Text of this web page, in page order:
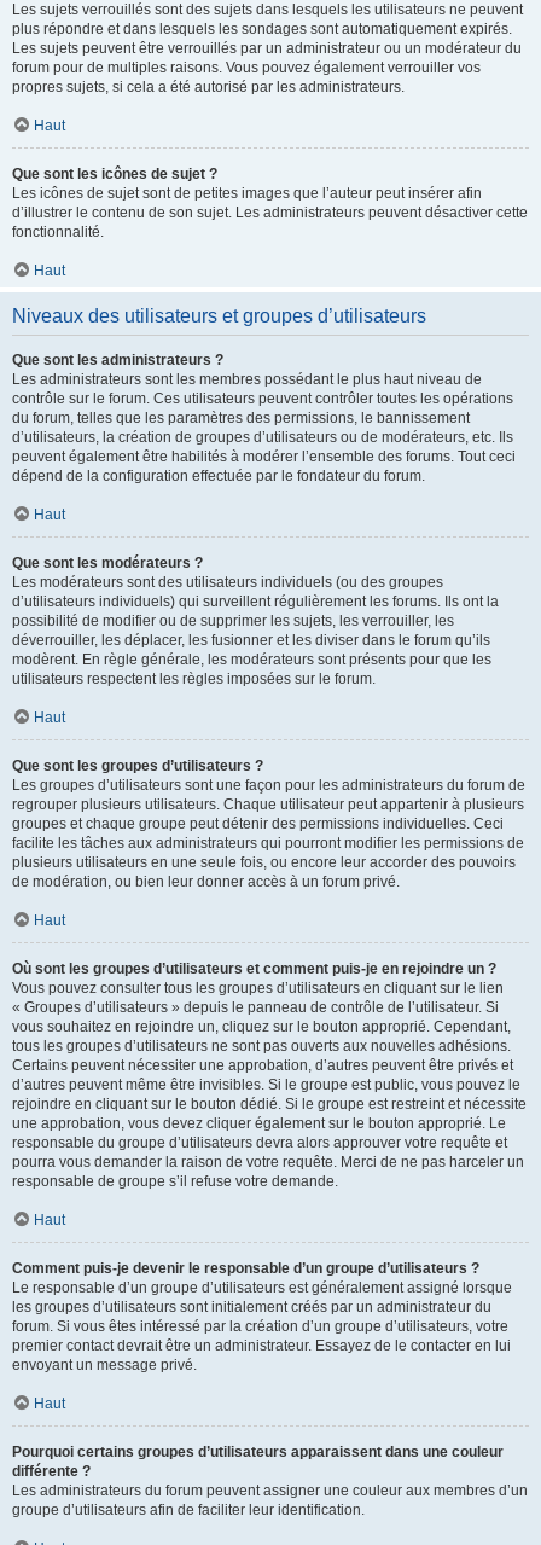
Les sujets verrouillés sont des sujets dans lesquels les utilisateurs ne peuvent
plus répondre et dans lesquels les sondages sont automatiquement expirés.
Les sujets peuvent être verrouillés par un administrateur ou un modérateur du
forum pour de multiples raisons. Vous pouvez également verrouiller vos
propres sujets, si cela a été autorisé par les administrateurs.
Haut
Que sont les icônes de sujet ?
Les icônes de sujet sont de petites images que l’auteur peut insérer afin
d’illustrer le contenu de son sujet. Les administrateurs peuvent désactiver cette
fonctionnalité.
Haut
Niveaux des utilisateurs et groupes d’utilisateurs
Que sont les administrateurs ?
Les administrateurs sont les membres possédant le plus haut niveau de
contrôle sur le forum. Ces utilisateurs peuvent contrôler toutes les opérations
du forum, telles que les paramètres des permissions, le bannissement
d’utilisateurs, la création de groupes d’utilisateurs ou de modérateurs, etc. Ils
peuvent également être habilités à modérer l’ensemble des forums. Tout ceci
dépend de la configuration effectuée par le fondateur du forum.
Haut
Que sont les modérateurs ?
Les modérateurs sont des utilisateurs individuels (ou des groupes
d’utilisateurs individuels) qui surveillent régulièrement les forums. Ils ont la
possibilité de modifier ou de supprimer les sujets, les verrouiller, les
déverrouiller, les déplacer, les fusionner et les diviser dans le forum qu’ils
modèrent. En règle générale, les modérateurs sont présents pour que les
utilisateurs respectent les règles imposées sur le forum.
Haut
Que sont les groupes d’utilisateurs ?
Les groupes d’utilisateurs sont une façon pour les administrateurs du forum de
regrouper plusieurs utilisateurs. Chaque utilisateur peut appartenir à plusieurs
groupes et chaque groupe peut détenir des permissions individuelles. Ceci
facilite les tâches aux administrateurs qui pourront modifier les permissions de
plusieurs utilisateurs en une seule fois, ou encore leur accorder des pouvoirs
de modération, ou bien leur donner accès à un forum privé.
Haut
Où sont les groupes d’utilisateurs et comment puis-je en rejoindre un ?
Vous pouvez consulter tous les groupes d’utilisateurs en cliquant sur le lien
« Groupes d’utilisateurs » depuis le panneau de contrôle de l’utilisateur. Si
vous souhaitez en rejoindre un, cliquez sur le bouton approprié. Cependant,
tous les groupes d’utilisateurs ne sont pas ouverts aux nouvelles adhésions.
Certains peuvent nécessiter une approbation, d’autres peuvent être privés et
d’autres peuvent même être invisibles. Si le groupe est public, vous pouvez le
rejoindre en cliquant sur le bouton dédié. Si le groupe est restreint et nécessite
une approbation, vous devez cliquer également sur le bouton approprié. Le
responsable du groupe d’utilisateurs devra alors approuver votre requête et
pourra vous demander la raison de votre requête. Merci de ne pas harceler un
responsable de groupe s’il refuse votre demande.
Haut
Comment puis-je devenir le responsable d’un groupe d’utilisateurs ?
Le responsable d’un groupe d’utilisateurs est généralement assigné lorsque
les groupes d’utilisateurs sont initialement créés par un administrateur du
forum. Si vous êtes intéressé par la création d’un groupe d’utilisateurs, votre
premier contact devrait être un administrateur. Essayez de le contacter en lui
envoyant un message privé.
Haut
Pourquoi certains groupes d’utilisateurs apparaissent dans une couleur
différente ?
Les administrateurs du forum peuvent assigner une couleur aux membres d’un
groupe d’utilisateurs afin de faciliter leur identification.